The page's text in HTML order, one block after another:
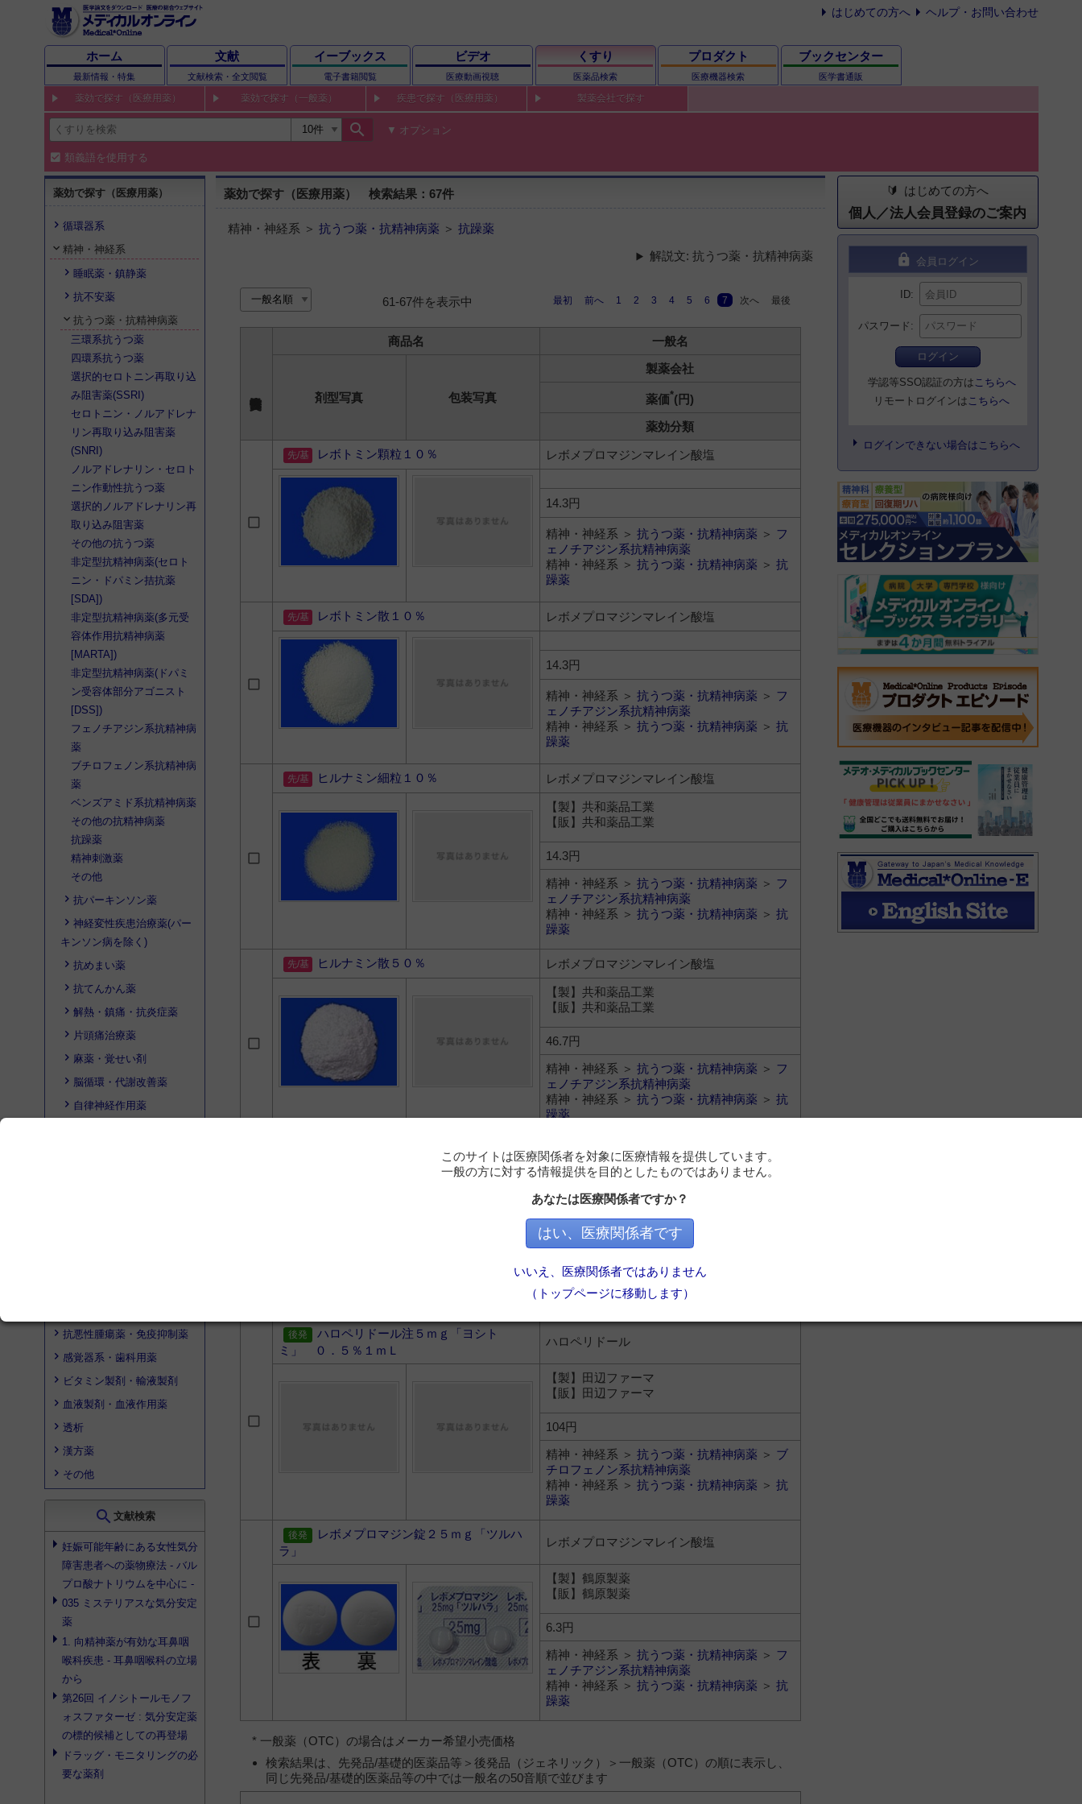
はじめての方へ ヘルプ・お問い合わせ
ホーム
最新情報・特集
文献
文献検索・全文閲覧
イーブックス
電子書籍閲覧
ビデオ
医療動画視聴
くすり
医薬品検索
プロダクト
医療機器検索
ブックセンター
医学書通販
薬効で探す（医療用薬） 薬効で探す（一般薬） 疾患で探す（医療用薬） 製薬会社で探す
search オプション
類義語を使用する
薬効で探す（医療用薬）
循環器系
精神・神経系
睡眠薬・鎮静薬
抗不安薬
抗うつ薬・抗精神病薬
三環系抗うつ薬
四環系抗うつ薬
選択的セロトニン再取り込
み阻害薬(SSRI)
セロトニン・ノルアドレナ
リン再取り込み阻害薬
(SNRI)
ノルアドレナリン・セロト
ニン作動性抗うつ薬
選択的ノルアドレナリン再
取り込み阻害薬
その他の抗うつ薬
非定型抗精神病薬(セロト
ニン・ドパミン拮抗薬
[SDA])
非定型抗精神病薬(多元受
容体作用抗精神病薬
[MARTA])
非定型抗精神病薬(ドパミ
ン受容体部分アゴニスト
[DSS])
フェノチアジン系抗精神病
薬
ブチロフェノン系抗精神病
薬
ベンズアミド系抗精神病薬
その他の抗精神病薬
抗躁薬
精神刺激薬
その他
抗パーキンソン薬
神経変性疾患治療薬(パー
キンソン病を除く)
抗めまい薬
抗てんかん薬
解熱・鎮痛・抗炎症薬
片頭痛治療薬
麻薬・覚せい剤
脳循環・代謝改善薬
自律神経作用薬
抗悪性腫瘍薬・免疫抑制薬
感覚器系・歯科用薬
ビタミン製剤・輸液製剤
血液製剤・血液作用薬
透析
漢方薬
その他
search 文献検索
妊娠可能年齢にある女性気分
障害患者への薬物療法 - バル
プロ酸ナトリウムを中心に -
035 ミステリアスな気分安定
薬
1. 向精神薬が有効な耳鼻咽
喉科疾患 - 耳鼻咽喉科の立場
から
第26回 イノシトールモノフ
ォスファターゼ : 気分安定薬
の標的候補としての再登場
ドラッグ・モニタリングの必
要な薬剤
薬効で探す（医療用薬） 検索結果：67件
精神・神経系 ＞ 抗うつ薬・抗精神病薬 ＞ 抗躁薬
解説文: 抗うつ薬・抗精神病薬
61-67件を表示中 最初 前へ 1 2 3 4 5 6 7 次へ 最後
商品名 一般名
剤型写真 包装写真
製薬会社
薬価*(円)
薬効分類
レボトミン顆粒１０％
レボメプロマジンマレイン酸塩
14.3円
精神・神経系 ＞ 抗うつ薬・抗精神病薬 ＞ フ
ェノチアジン系抗精神病薬
精神・神経系 ＞ 抗うつ薬・抗精神病薬 ＞ 抗
躁薬
レボトミン散１０％ レボメプロマジンマレイン酸塩
14.3円
精神・神経系 ＞ 抗うつ薬・抗精神病薬 ＞ フ
ェノチアジン系抗精神病薬
精神・神経系 ＞ 抗うつ薬・抗精神病薬 ＞ 抗
躁薬
ヒルナミン細粒１０％ レボメプロマジンマレイン酸塩
【製】共和薬品工業
【販】共和薬品工業
14.3円
精神・神経系 ＞ 抗うつ薬・抗精神病薬 ＞ フ
ェノチアジン系抗精神病薬
精神・神経系 ＞ 抗うつ薬・抗精神病薬 ＞ 抗
躁薬
ヒルナミン散５０％ レボメプロマジンマレイン酸塩
【製】共和薬品工業
【販】共和薬品工業
46.7円
精神・神経系 ＞ 抗うつ薬・抗精神病薬 ＞ フ
ェノチアジン系抗精神病薬
精神・神経系 ＞ 抗うつ薬・抗精神病薬 ＞ 抗
躁薬
レボメプロマジンマレイン酸塩
【製】田辺ファーマ
【販】田辺ファーマ
95.3円
ェノチアジン系抗精神病薬
精神・神経系 ＞抗うつ薬・抗精神病薬
躁薬
ハロペリドール注５ｍｇ「ヨシト
ミ」 ０．５％１ｍＬ
ハロペリドール
【製】田辺ファーマ
【販】田辺ファーマ
104円
精神・神経系 ＞ 抗うつ薬・抗精神病薬 ＞ ブ
チロフェノン系抗精神病薬
精神・神経系 ＞ 抗うつ薬・抗精神病薬 ＞ 抗
躁薬
レボメプロマジン錠２５ｍｇ「ツルハ
ラ」
レボメプロマジンマレイン酸塩
【製】鶴原製薬
【販】鶴原製薬
6.3円
精神・神経系 ＞ 抗うつ薬・抗精神病薬 ＞ フ
ェノチアジン系抗精神病薬
精神・神経系 ＞ 抗うつ薬・抗精神病薬 ＞ 抗
躁薬
* 一般薬（OTC）の場合はメーカー希望小売価格
検索結果は、先発品/基礎的医薬品等＞後発品（ジェネリック）＞一般薬（OTC）の順に表示し、
同じ先発品/基礎的医薬品等の中では一般名の50音順で並びます
はじめての方へ
個人／法人会員登録のご案内
lock 会員ログイン
ID
パスワード
ログイン
学認等SSO認証の方は こちらへ
リモートログインは こちらへ
ログインできない場合はこちらへ
このサイトは医療関係者を対象に医療情報を提供しています。
一般の方に対する情報提供を目的としたものではありません。
あなたは医療関係者ですか？
はい、医療関係者です
いいえ、医療関係者ではありません
（トップページに移動します）